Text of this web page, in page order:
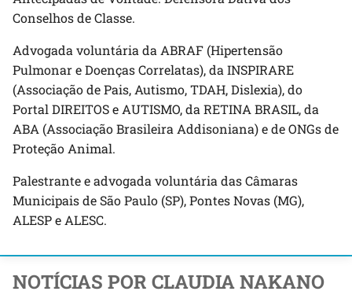
Conselhos de Classe.
Advogada voluntária da ABRAF (Hipertensão
Pulmonar e Doenças Correlatas), da INSPIRARE
(Associação de Pais, Autismo, TDAH, Dislexia), do
Portal DIREITOS e AUTISMO, da RETINA BRASIL, da
ABA (Associação Brasileira Addisoniana) e de ONGs de
Proteção Animal.
Palestrante e advogada voluntária das Câmaras
Municipais de São Paulo (SP), Pontes Novas (MG),
ALESP e ALESC.
NOTÍCIAS POR CLAUDIA NAKANO